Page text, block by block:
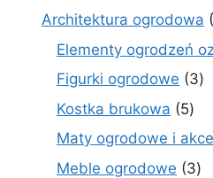
Architektura ogrodowa
Elementy ogrodzeń
Figurki ogrodowe 33
Kostka brukowa 55
Maty ogrodowe i
Meble ogrodowe 33